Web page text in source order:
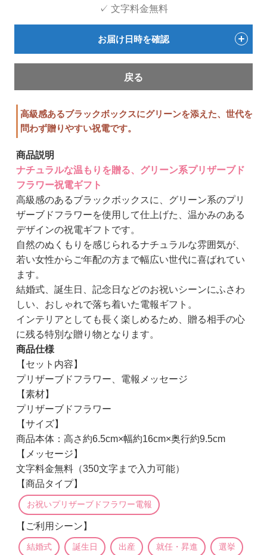
高級感あるブラックボックスにグリーンを添えた、世代を
問わず贈りやすい祝電です。
商品説明
ナチュラルな温もりを贈る、グリーン系プリザーブド
フラワー祝電ギフト
高級感のあるブラックボックスに、グリーン系のプリ
ザーブドフラワーを使用して仕上げた、温かみのある
デザインの祝電ギフトです。
自然のぬくもりを感じられるナチュラルな雰囲気が、
若い女性からご年配の方まで幅広い世代に喜ばれてい
ます。
結婚式、誕生日、記念日などのお祝いシーンにふさわ
しい、おしゃれで落ち着いた電報ギフト。
インテリアとしても長く楽しめるため、贈る相手の心
に残る特別な贈り物となります。
商品仕様
【セット内容】
プリザーブドフラワー、電報メッセージ
【素材】
プリザーブドフラワー
【サイズ】
商品本体：高さ約6.5cm×幅約16cm×奥行約9.5cm
【メッセージ】
文字料金無料（350文字まで入力可能）
【商品タイプ】
お祝いプリザーブドフラワー電報
【ご利用シーン】
結婚式 誕生日 出産 就任・昇進 選挙
✓ 文字料金無料
お届け日時を確認
戻る